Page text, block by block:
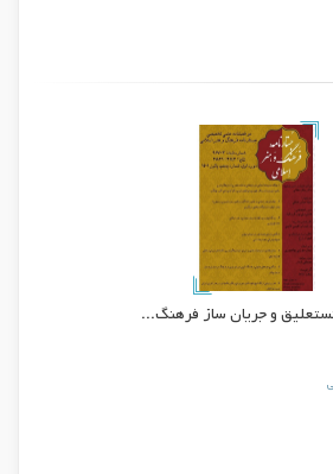
و جریان ساز فرهنگ...